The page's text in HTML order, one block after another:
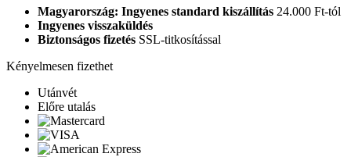
Magyarország: Ingyenes standard kiszállítás 24.000 Ft-tól
Ingyenes visszaküldés
Biztonságos fizetés SSL-titkosítással
Kényelmesen fizethet
Utánvét
Előre utalás